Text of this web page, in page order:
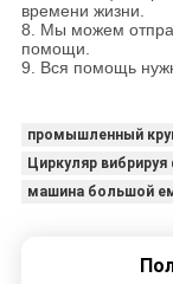
времени жизни.
8. Мы можем
помощи.
9. Вся помощь
промышленный
Циркуляр
машина большой